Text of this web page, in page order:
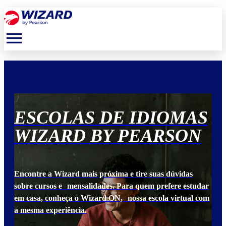
menu
ESCOLAS DE IDIOMAS
WIZARD BY PEARSON
Encontre a Wizard mais próxima e tire suas dúvidas
sobre cursos e mensalidades. Para quem prefere estudar
em casa, conheça o Wizard ON, nossa escola virtual com
a mesma experiência.